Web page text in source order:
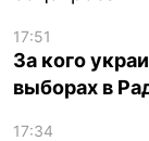
17:51
За кого
выборах в
17:34